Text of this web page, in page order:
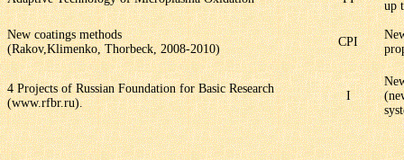
up
New coatings methods
(Rakov,Klimenko, Thorbeck, 2008-2010)
CPI
4 Projects of Russian Foundation for Basic Research
(www.rfbr.ru).
I